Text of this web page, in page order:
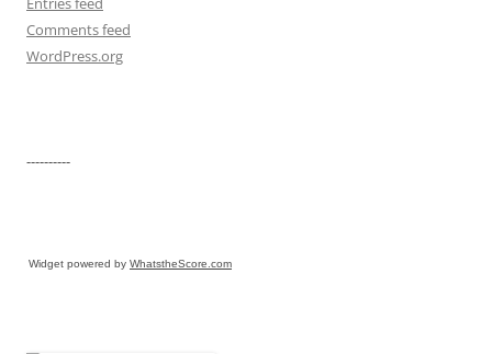
Comments feed
WordPress.org
----------
Widget powered by WhatstheScore.com